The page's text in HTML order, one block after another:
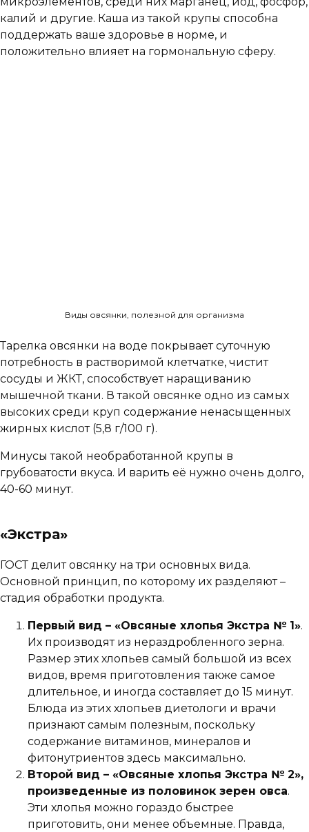
калий и другие. Каша из такой крупы способна
поддержать ваше здоровье в норме, и
положительно влияет на гормональную сферу.
Виды овсянки, полезной для организма
Тарелка овсянки на воде покрывает суточную
потребность в растворимой клетчатке, чистит
сосуды и ЖКТ, способствует наращиванию
мышечной ткани. В такой овсянке одно из самых
высоких среди круп содержание ненасыщенных
жирных кислот (5,8 г/100 г).
Минусы такой необработанной крупы в
грубоватости вкуса. И варить её нужно очень долго,
40-60 минут.
«Экстра»
ГОСТ делит овсянку на три основных вида.
Основной принцип, по которому их разделяют –
стадия обработки продукта.
Первый вид – «Овсяные хлопья Экстра № 1».
Их производят из нераздробленного зерна.
Размер этих хлопьев самый большой из всех
видов, время приготовления также самое
длительное, и иногда составляет до 15 минут.
Блюда из этих хлопьев диетологи и врачи
признают самым полезным, поскольку
содержание витаминов, минералов и
фитонутриентов здесь максимально.
Второй вид – «Овсяные хлопья Экстра № 2»,
произведенные из половинок зерен овса.
Эти хлопья можно гораздо быстрее
приготовить, они менее объемные. Правда,